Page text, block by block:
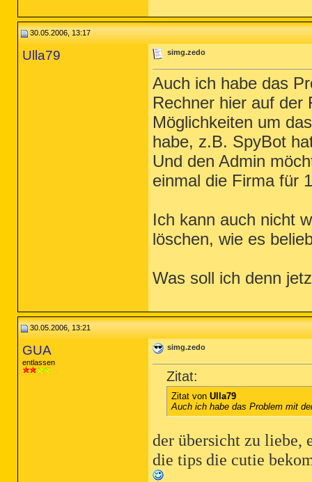
30.05.2006, 13:17
Ulla79 simg.zedo
Auch ich habe das
Rechner hier auf der
Möglichkeiten um
habe, z.B. SpyBot
Und den Admin
einmal die Firma für
Ich kann auch nicht
löschen, wie es
Was soll ich denn
30.05.2006, 13:21
GUA
entlassen
simg.zedo
Zitat:
Zitat von Ulla79
Auch ich habe das Problem mit
der übersicht zu liebe,
die tips die cutie